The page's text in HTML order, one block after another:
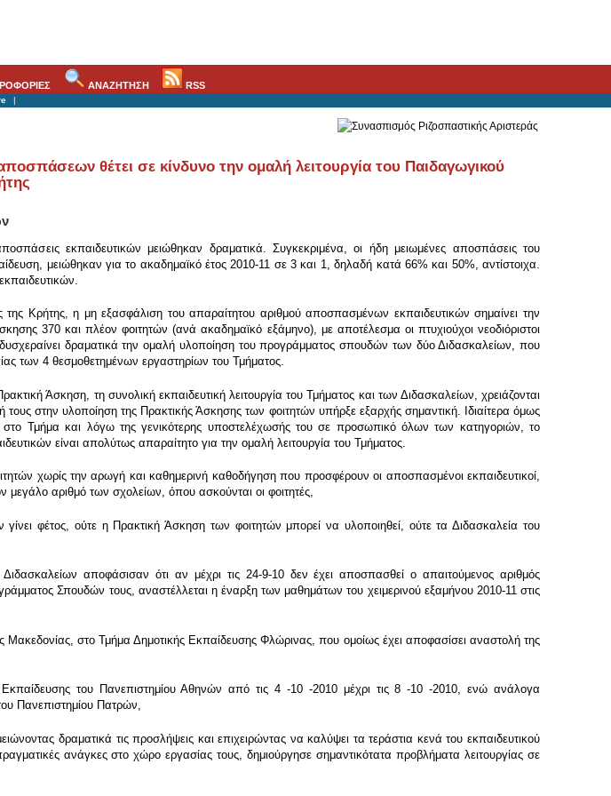
ΑΝΑΖΗΤΗΣΗ RSS
|
θέτει σε κίνδυνο την ομαλή λειτουργία του Παιδαγωγικού
εκπαιδευτικών μειώθηκαν δραματικά. Συγκεκριμένα, οι ήδη μειωμένες αποσπάσεις του
μειώθηκαν για το ακαδημαϊκό έτος 2010-11 σε 3 και 1, δηλαδή κατά 66% και 50%, αντίστοιχα.
Κρήτης, η μη εξασφάλιση του απαραίτητου αριθμού αποσπασμένων εκπαιδευτικών σημαίνει την
370 και πλέον φοιτητών (ανά ακαδημαϊκό εξάμηνο), με αποτέλεσμα οι πτυχιούχοι νεοδιόριστοι
δραματικά την ομαλή υλοποίηση του προγράμματος σπουδών των δύο Διδασκαλείων, που
των 4 θεσμοθετημένων εργαστηρίων του Τμήματος.
Άσκηση, τη συνολική εκπαιδευτική λειτουργία του Τμήματος και των Διδασκαλείων, χρειάζονται
στην υλοποίηση της Πρακτικής Άσκησης των φοιτητών υπήρξε εξαρχής σημαντική. Ιδιαίτερα όμως
Τμήμα και λόγω της γενικότερης υποστελέχωσής του σε προσωπικό όλων των κατηγοριών, το
είναι απολύτως απαραίτητο για την ομαλή λειτουργία του Τμήματος.
χωρίς την αρωγή και καθημερινή καθοδήγηση που προσφέρουν οι αποσπασμένοι εκπαιδευτικοί,
αριθμό των σχολείων, όπου ασκούνται οι φοιτητές,
φέτος, ούτε η Πρακτική Άσκηση των φοιτητών μπορεί να υλοποιηθεί, ούτε τα Διδασκαλεία του
αποφάσισαν ότι αν μέχρι τις 24-9-10 δεν έχει αποσπασθεί ο απαιτούμενος αριθμός
Σπουδών τους, αναστέλλεται η έναρξη των μαθημάτων του χειμερινού εξαμήνου 2010-11 στις
στο Τμήμα Δημοτικής Εκπαίδευσης Φλώρινας, που ομοίως έχει αποφασίσει αναστολή της
Εκπαίδευσης του Πανεπιστημίου Αθηνών από τις 4 -10 -2010 μέχρι τις 8 -10 -2010, ενώ ανάλογα
Πανεπιστημίου Πατρών,
δραματικά τις προσλήψεις και επιχειρώντας να καλύψει τα τεράστια κενά του εκπαιδευτικού
ανάγκες στο χώρο εργασίας τους, δημιούργησε σημαντικότατα προβλήματα λειτουργίας σε